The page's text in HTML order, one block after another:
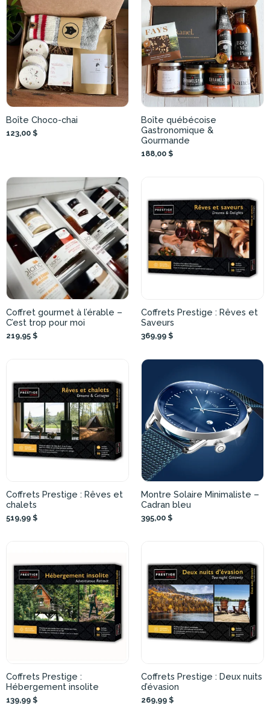
Boîte Choco-chai
123,00 $
Boîte québécoise
Gastronomique &
Gourmande
188,00 $
Coffret gourmet à l’érable –
C’est trop pour moi
219,95 $
Coffrets Prestige : Rêves et
Saveurs
369,99 $
Coffrets Prestige : Rêves et
chalets
519,99 $
Montre Solaire Minimaliste –
Cadran bleu
395,00 $
Coffrets Prestige :
Hébergement insolite
139,99 $
Coffrets Prestige : Deux nuits
d’évasion
269,99 $